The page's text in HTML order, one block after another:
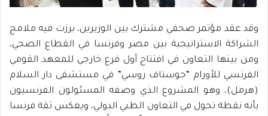
وقد عقد مؤتمر صحفي مشترك بين الوزيرين، برزت فيه ملامح
الشراكة الاستراتيجية بين مصر وفرنسا في القطاع الصحي،
ومن بينها التعاون في افتتاح أول فرع خارجي للمعهد القومي
الفرنسي للأورام “جوستاف روسي” في مستشفى دار السلام
(هرمل)، وهو المشروع الذي وصفه المسئولون الفرنسيون
بأنه نقطة تحول في التعاون الطبي الدولي، ويعكس ثقة فرنسا